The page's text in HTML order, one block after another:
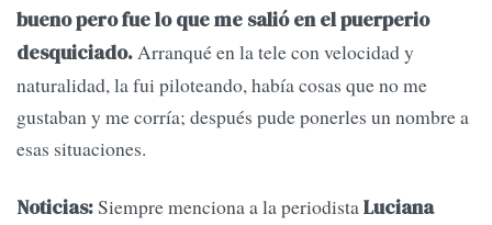
bueno pero fue lo que me salió en el puerperio
desquiciado.Arranqué en la tele con velocidad y
naturalidad, la fui piloteando, había cosas que no me
gustaban y me corría; después pude ponerles un nombre a
esas situaciones.
Noticias:Siempre menciona a la periodistaLuciana